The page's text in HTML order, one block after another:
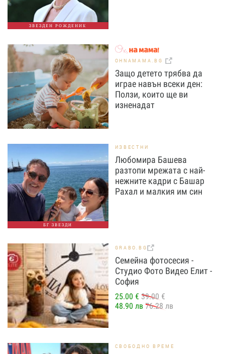
ЗВЕЗДЕН РОЖДЕНИК
OHNAMAMA.BG
Защо детето трябва да
играе навън всеки ден:
Ползи, които ще ви
изненадат
БГ ЗВЕЗДИ
ИЗВЕСТНИ
Любомира Башева
разтопи мрежата с най-
нежните кадри с Башар
Рахал и малкия им син
GRABO.BG
Семейна фотосесия -
Студио Фото Видео Елит -
София
25.00 € 39.00 €
48.90 лв 76.28 лв
СВОБОДНО ВРЕМЕ